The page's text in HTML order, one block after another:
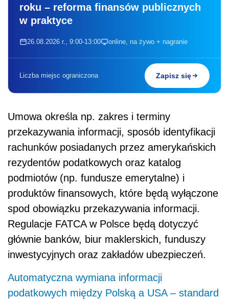
roku – reforma finansów publicznych
w praktyce
26.08.2026 r., 9:00-13:00 online, na żywo + nagranie
Liczba miejsc ograniczona Zapisz się
Umowa określa np. zakres i terminy
przekazywania informacji, sposób identyfikacji
rachunków posiadanych przez amerykańskich
rezydentów podatkowych oraz katalog
podmiotów (np. fundusze emerytalne) i
produktów finansowych, które będą wyłączone
spod obowiązku przekazywania informacji.
Regulacje FATCA w Polsce będą dotyczyć
głównie banków, biur maklerskich, funduszy
inwestycyjnych oraz zakładów ubezpieczeń.
Automatyczna wymiana informacji
podatkowych między Polską a USA – standard